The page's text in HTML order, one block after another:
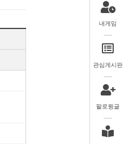
내게임
관심게시판
팔로윙글